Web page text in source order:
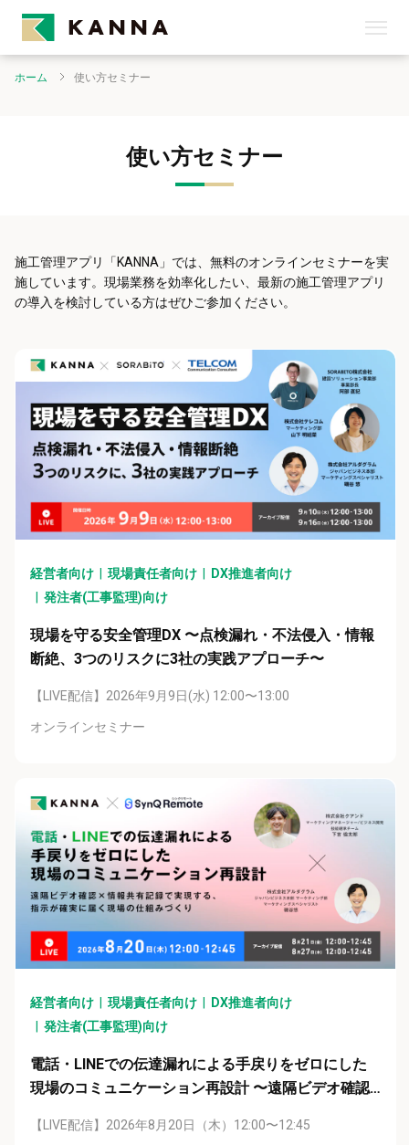
ホーム 使い方セミナー
使い方セミナー
施工管理アプリ「KANNA」では、無料のオンラインセミナーを実
施しています。現場業務を効率化したい、最新の施工管理アプリ
の導入を検討している方はぜひご参加ください。
経営者向け 現場責任者向け
DX推進者向け
発注者(工事監理)向け
現場を守る安全管理DX 〜点検漏れ・不法侵入・情報
断絶、3つのリスクに3社の実践アプローチ〜
【LIVE配信】2026年9月9日(水) 12:00〜13:00
オンラインセミナー
経営者向け 現場責任者向け
DX推進者向け
発注者(工事監理)向け
電話・LINEでの伝達漏れによる手戻りをゼロにした
現場のコミュニケーション再設計 〜遠隔ビデオ確認×
組みづくり〜
【LIVE配信】2026年8月20日（木）12:00〜12:45